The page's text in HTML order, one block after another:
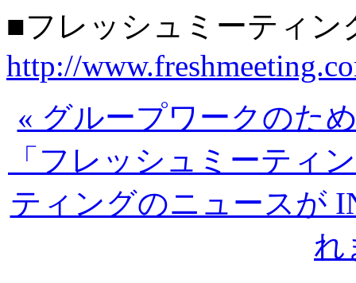
■フレッシュミーティン
http://
« グループワークのた
「フレッシュミーティ
ティングのニュースが
れ